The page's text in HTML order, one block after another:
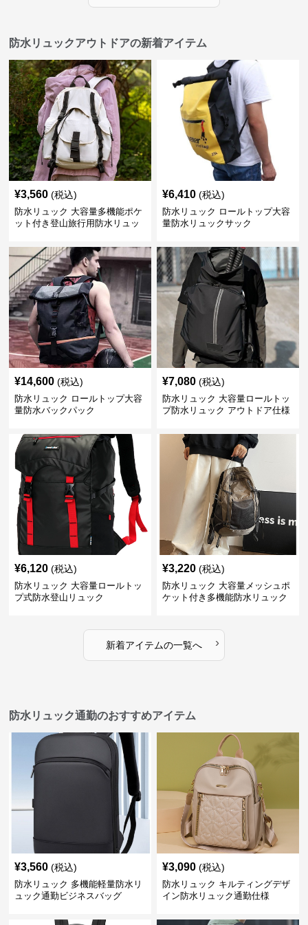
防水リュックアウトドアの新着アイテム
¥3,560 (税込)
防水リュック 大容量多機能ポケ
ット付き登山旅行用防水リュッ
¥6,410 (税込)
防水リュック ロールトップ大容
量防水リュックサック
¥14,600 (税込)
防水リュック ロールトップ大容
量防水バックパック
¥7,080 (税込)
防水リュック 大容量ロールトッ
プ防水リュック アウトドア仕様
¥6,120 (税込)
防水リュック 大容量ロールトッ
プ式防水登山リュック
¥3,220 (税込)
防水リュック 大容量メッシュポ
ケット付き多機能防水リュック
新着アイテムの一覧へ ›
防水リュック通勤のおすすめアイテム
¥3,560 (税込)
防水リュック 多機能軽量防水リ
ュック通勤ビジネスバッグ
¥3,090 (税込)
防水リュック キルティングデザ
イン防水リュック通勤仕様